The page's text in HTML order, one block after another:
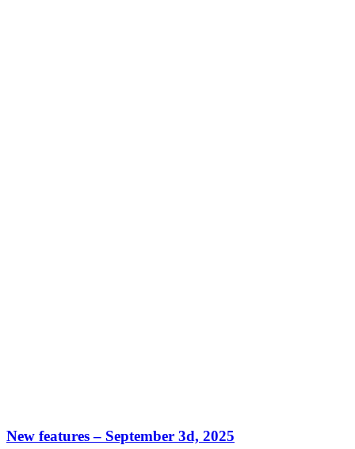
New features – September 3d, 2025